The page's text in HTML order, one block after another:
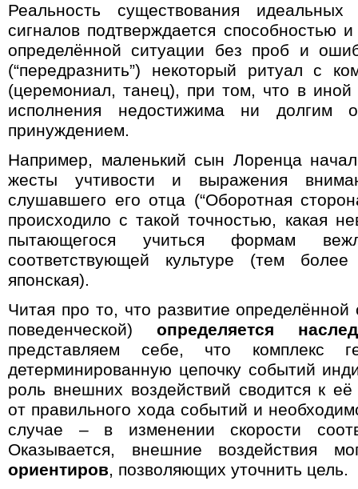
Реальность существования
сигналов подтверждается способностью
определённой ситуации без проб и
(“передразнить”) некоторый ритуал с
(церемониал, танец), при том, что в иной
исполнения недостижима ни долгим
принуждением.
Например, маленький сын Лоренца начал
жесты учтивости и выражения
слушавшего его отца (“Оборотная
происходило с такой точностью, какая
пытающегося учиться формам
соответствующей культуре (тем
японская).
Читая про то, что развитие
поведенческой) определяется
представляем себе, что комплекс
детерминированную цепочку событий
роль внешних воздействий сводится к
от правильного хода событий и
случае – в изменении скорости
Оказывается, внешние воздействия
ориентиров, позволяющих уточнить цель.